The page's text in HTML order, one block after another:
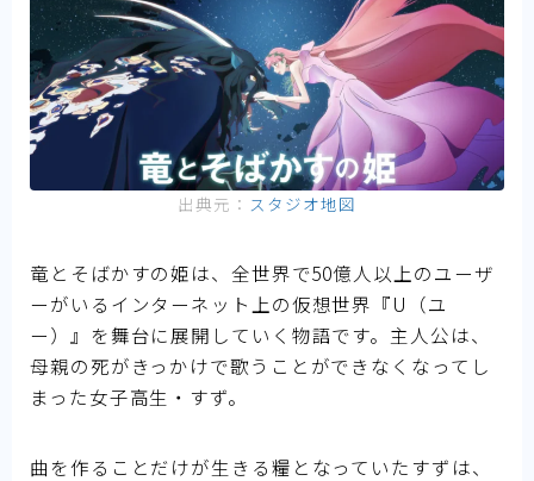
出典元： スタジオ地図
竜とそばかすの姫は、全世界で50億人以上のユーザ
ーがいるインターネット上の仮想世界『U（ユ
ー）』を舞台に展開していく物語です。主人公は、
母親の死がきっかけで歌うことができなくなってし
まった女子高生・すず。
曲を作ることだけが生きる糧となっていたすずは、